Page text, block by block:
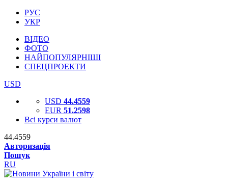
РУС
УКР
ВІДЕО
ФОТО
НАЙПОПУЛЯРНІШІ
СПЕЦПРОЕКТИ
USD
USD 44.4559
EUR 51.2598
Всі курси валют
44.4559
Авторизація
Пошук
RU